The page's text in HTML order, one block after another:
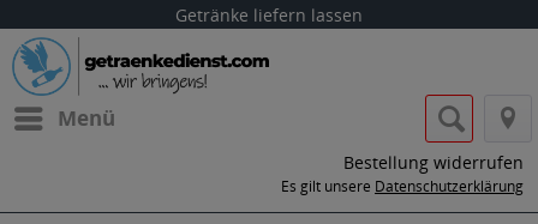
Getränke liefern lassen
Menü
Bestellung widerrufen
Es gilt unsere Datenschutzerklärung